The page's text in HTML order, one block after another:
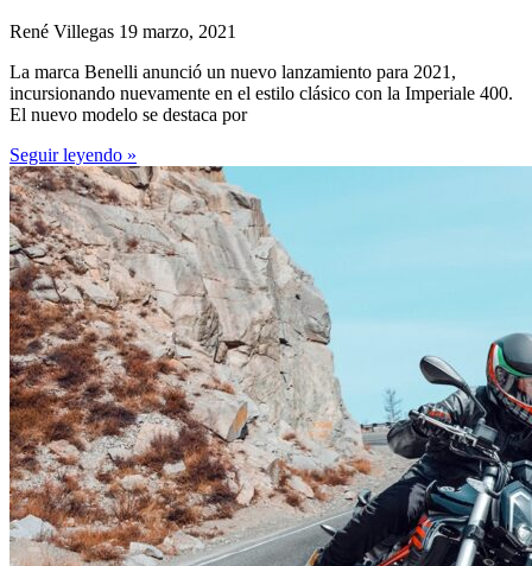
René Villegas 19 marzo, 2021
La marca Benelli anunció un nuevo lanzamiento para 2021,
incursionando nuevamente en el estilo clásico con la Imperiale 400.
El nuevo modelo se destaca por
Seguir leyendo »